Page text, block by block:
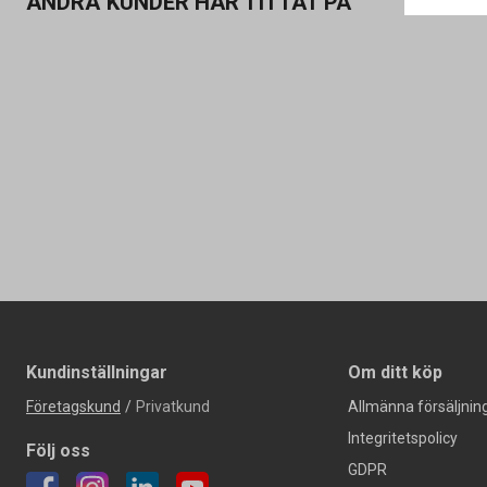
Kundinställningar
Företagskund / Privatkund
Följ oss
Om ditt köp
Allmänna
Integritetspolicy
GDPR